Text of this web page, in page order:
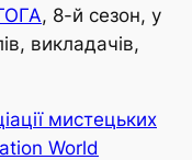
, 8-й сезон, у
викладачів,
мистецьких
World